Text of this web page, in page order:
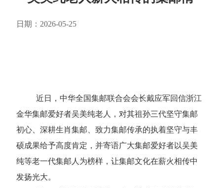
日期：2026-05-25
近日，中华全国集邮联合会会长戴应军回信浙江
金华集邮爱好者吴美纯老人，对其祖孙三代坚守集邮
初心、深耕生肖集邮、致力集邮传承的执着坚守与丰
硕成果给予高度肯定，并寄语广大集邮爱好者以吴美
纯等老一代集邮人为榜样，让集邮文化在薪火相传中
发扬光大。